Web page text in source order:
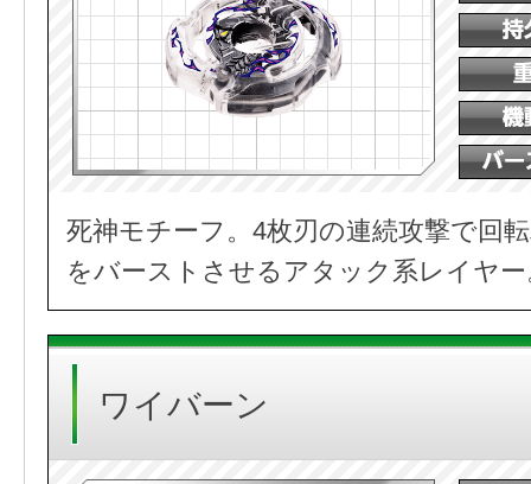
死神モチーフ。4枚刃の連続攻撃で回
をバーストさせるアタック系レイヤー
ワイバーン